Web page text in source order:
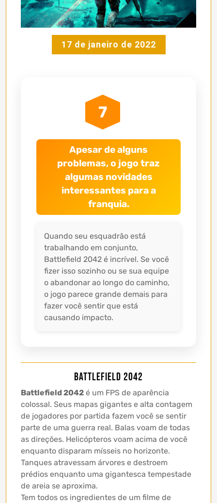
17 de janeiro de 2022
7
Apesar de alguns
problemas, o jogo traz
algumas novidades
interessantes para a
franquia.
Quando seu esquadrão está
trabalhando em conjunto,
Battlefield 2042 é incrível. Se você
fizer isso sozinho ou se sua equipe
o abandonar ao longo do caminho,
o jogo parece grande demais para
fazer você sentir que está
causando impacto.
Battlefield 2042
Battlefield 2042 é um FPS de aparência
colossal. Seus mapas gigantes e alta contagem
de jogadores por partida fazem você se sentir
parte de uma guerra real. Balas voam de todas
as direções. Helicópteros voam acima de você
enquanto disparam mísseis no horizonte.
Tanques atravessam árvores e destroem
prédios enquanto uma gigantesca tempestade
de areia se aproxima.
Tem todos os ingredientes de um filme de